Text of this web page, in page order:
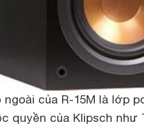
ngoài của R-15M là lớp
quyền của Klipsch như